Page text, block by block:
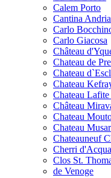
Calem Porto
Cantina
Carlo
Carlo Giacosa
Château
Chateau de
Chateau
Chateau
Chateau
Château
Chateau
Chateau Musar
Chateauneuf
Cherri
Clos St.
de Venoge